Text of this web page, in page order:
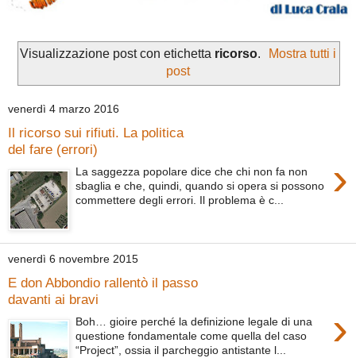
Visualizzazione post con etichetta ricorso.
Mostra tutti i
post
venerdì 4 marzo 2016
Il ricorso sui rifiuti. La politica
del fare (errori)
›
La saggezza popolare dice che chi non fa non
sbaglia e che, quindi, quando si opera si possono
commettere degli errori. Il problema è c...
venerdì 6 novembre 2015
E don Abbondio rallentò il passo
davanti ai bravi
›
Boh… gioire perché la definizione legale di una
questione fondamentale come quella del caso
“Project”, ossia il parcheggio antistante l...